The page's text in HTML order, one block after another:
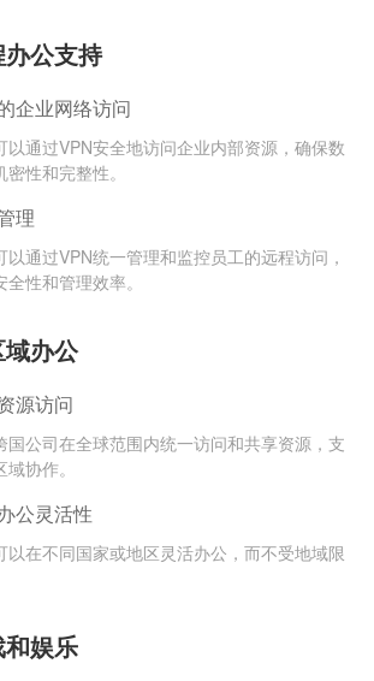
公支持
企业网络访问
以通过VPN安全地访问企业内部资源，确保数
密性和完整性。
理
以通过VPN统一管理和监控员工的远程访问，
全性和管理效率。
办公
源访问
国公司在全球范围内统一访问和共享资源，支
协作。
公灵活性
以在不同国家或地区灵活办公，而不受地域限
娱乐